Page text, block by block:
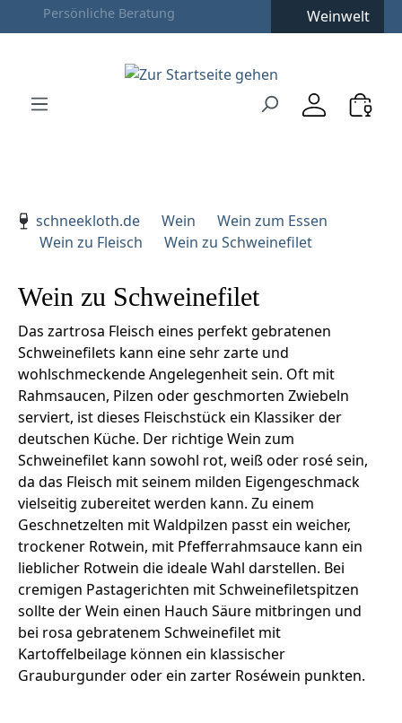
Zum Hauptinhalt springen
Zur Hauptnavigation springen
Weinwelt
schneekloth.de
Wein
Wein zum Essen
Wein zu Fleisch
Wein zu Schweinefilet
Wein zu Schweinefilet
Das zartrosa Fleisch eines perfekt gebratenen
Schweinefilets kann eine sehr zarte und
wohlschmeckende Angelegenheit sein. Oft mit
Rahmsaucen, Pilzen oder geschmorten Zwiebeln
serviert, ist dieses Fleischstück ein Klassiker der
deutschen Küche. Der richtige Wein zum
Schweinefilet kann sowohl rot, weiß oder rosé sein,
da das Fleisch mit seinem milden Eigengeschmack
vielseitig zubereitet werden kann. Zu einem
Geschnetzelten mit Waldpilzen passt ein weicher,
trockener Rotwein, mit Pfefferrahmsauce kann ein
lieblicher Rotwein die ideale Wahl darstellen. Bei
cremigen Pastagerichten mit Schweinefiletspitzen
sollte der Wein einen Hauch Säure mitbringen und
bei rosa gebratenem Schweinefilet mit
Kartoffelbeilage können ein klassischer
Grauburgunder oder ein zarter Roséwein punkten.